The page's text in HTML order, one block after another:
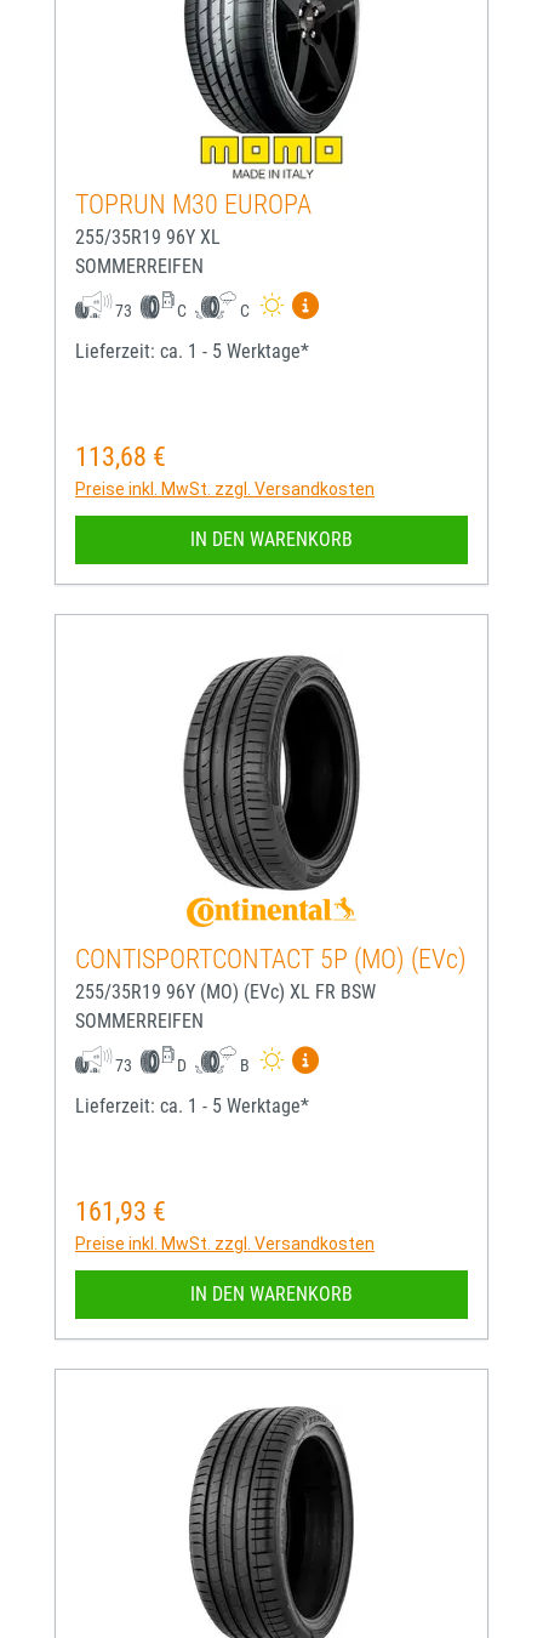
TOPRUN M30 EUROPA
255/35R19 96Y XL
SOMMERREIFEN
73 C C
Mehr Informationen zum
Lieferzeit: ca. 1 - 5 Werktage*
Regulärer Preis:
113,68 €
Preise inkl. MwSt. zzgl. Versandkosten
IN DEN WARENKORB
CONTISPORTCONTACT 5P (MO) (EVc)
255/35R19 96Y (MO) (EVc) XL FR BSW
SOMMERREIFEN
73 D B
Mehr Informationen zum
Lieferzeit: ca. 1 - 5 Werktage*
Regulärer Preis:
161,93 €
Preise inkl. MwSt. zzgl. Versandkosten
IN DEN WARENKORB